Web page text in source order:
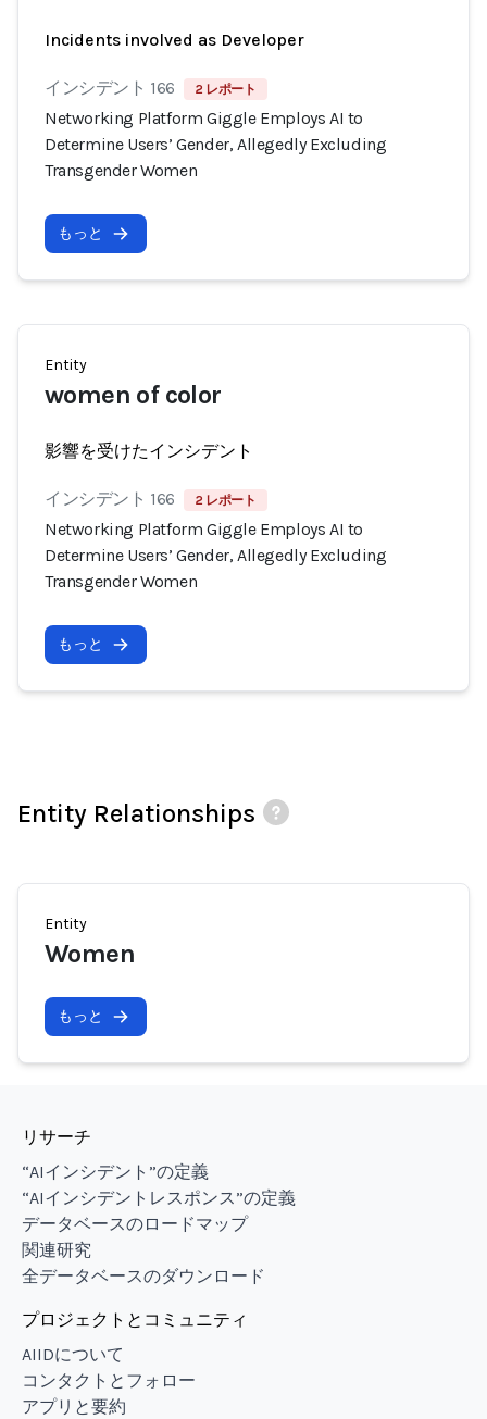
Incidents involved as Developer
インシデント 166 2 レポート
Networking Platform Giggle Employs AI to
Determine Users’ Gender, Allegedly Excluding
Transgender Women
もっと
Entity
women of color
影響を受けたインシデント
インシデント 166 2 レポート
Networking Platform Giggle Employs AI to
Determine Users’ Gender, Allegedly Excluding
Transgender Women
もっと
Entity Relationships
Entity
Women
もっと
リサーチ
“AIインシデント”の定義
“AIインシデントレスポンス”の定義
データベースのロードマップ
関連研究
全データベースのダウンロード
プロジェクトとコミュニティ
AIIDについて
コンタクトとフォロー
アプリと要約